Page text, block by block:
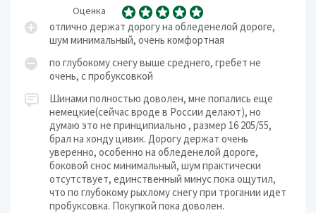
Оценка
отлично держат дорогу на обледенелой дороге,
шум минимальный, очень комфортная
по глубокому снегу выше среднего, гребет не
очень, с пробуксовкой
Шинами полностью доволен, мне попались еще
немецкие(сейчас вроде в России делают), но
думаю это не принципиально , размер 16 205/55,
брал на хонду цивик. Дорогу держат очень
уверенно, особенно на обледенелой дороге,
боковой снос минимальный, шум практически
отсутствует, единственный минус пока ощутил,
что по глубокому рыхлому снегу при трогании идет
пробуксовка. Покупкой пока доволен.